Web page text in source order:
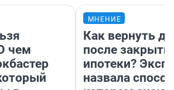
чем
МНЕНИЕ
Как вернуть
после
ипотеки?
назвала